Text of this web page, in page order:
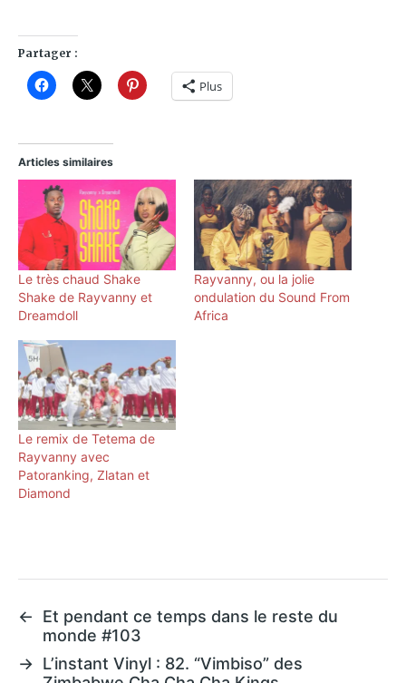
Partager :
Plus
Articles similaires
Le très chaud Shake
Shake de Rayvanny et
Dreamdoll
Rayvanny, ou la jolie
ondulation du Sound From
Africa
Le remix de Tetema de
Rayvanny avec
Patoranking, Zlatan et
Diamond
←
Et pendant ce temps dans le reste du
monde #103
→ L’instant Vinyl : 82. “Vimbiso” des